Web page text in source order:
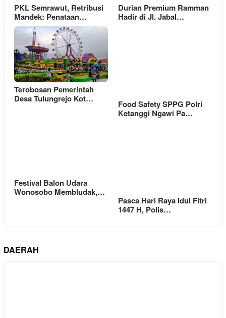
PKL Semrawut, Retribusi
Mandek: Penataan…
Durian Premium Ramman
Hadir di Jl. Jabal…
Terobosan Pemerintah
Desa Tulungrejo Kot…
Food Safety SPPG Polri
Ketanggi Ngawi Pa…
Festival Balon Udara
Wonosobo Membludak,…
Pasca Hari Raya Idul Fitri
1447 H, Polis…
DAERAH